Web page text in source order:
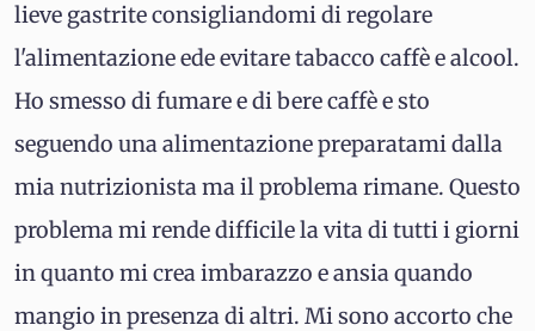
lieve gastrite consigliandomi di regolare
l'alimentazione ede evitare tabacco caffè e alcool.
Ho smesso di fumare e di bere caffè e sto
seguendo una alimentazione preparatami dalla
mia nutrizionista ma il problema rimane. Questo
problema mi rende difficile la vita di tutti i giorni
in quanto mi crea imbarazzo e ansia quando
mangio in presenza di altri. Mi sono accorto che